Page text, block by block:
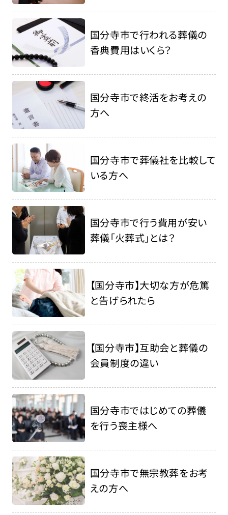
国分寺市で行われる葬儀の
香典費用はいくら？
国分寺市で終活をお考えの
方へ
国分寺市で葬儀社を比較して
いる方へ
国分寺市で行う費用が安い
葬儀「火葬式」とは？
【国分寺市】大切な方が危篤
と告げられたら
【国分寺市】互助会と葬儀の
会員制度の違い
国分寺市ではじめての葬儀
を行う喪主様へ
国分寺市で無宗教葬をお考
えの方へ